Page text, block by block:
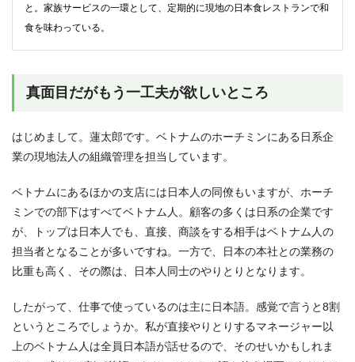
と。家族サービスの一環として、定期的に現地の日本食レストランで和
食を味わっている。
真面目だがもう一工夫が欲しいところ
はじめまして。蓮太郎です。ベトナムのホーチミンにある日系企
業の現地法人の組織管理を担当しています。
ベトナムにあるほかの支店には日本人の同僚もいますが、ホーチ
ミンでの部下はすべてベトナム人。顧客の多くは日系の企業です
が、トップは日本人でも、直接、商談をする相手はベトナム人の
担当者となることが多いですね。一方で、日本の本社との業務の
比重も高く、その際は、日本人同士のやりとりとなります。
したがって、仕事で使っているのは主に日本語。感覚で言うと8割
というところでしょうか。私が直接やりとりするマネージャー以
上のベトナム人は全員日本語が話せるので、そのせいかもしれま